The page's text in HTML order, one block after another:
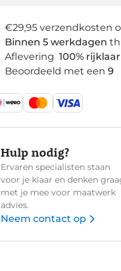
€29,95 verzendkosten
Binnen 5 werkdagen
Aflevering 100% rijklaar
Beoordeeld met een 9
Hulp nodig?
Ervaren specialisten staan
voor je klaar en denken
met je mee voor maatwerk
advies.
Neem contact op